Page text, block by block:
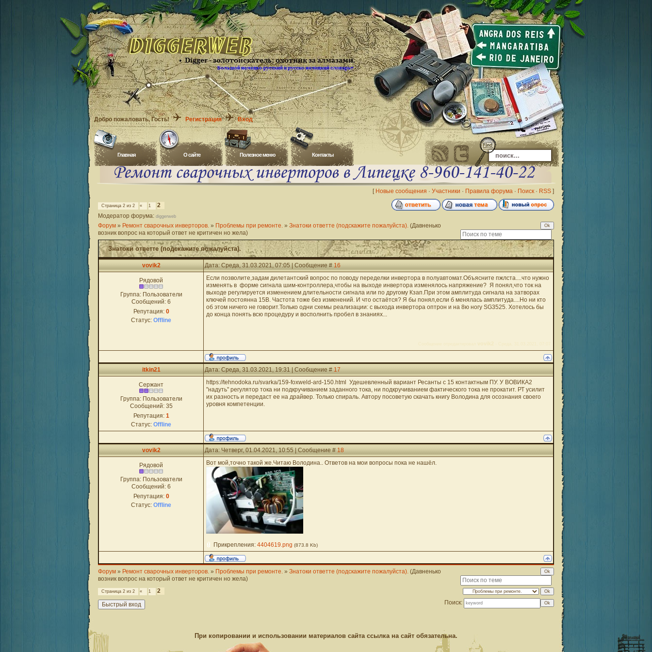
Добро пожаловать, Гость! Регистрация Вход
Главная O сайте Полезное меню Контакты
[ Новые сообщения · Участники · Правила форума · Поиск · RSS ]
Страница 2 из 2 « 1
2
Модератор форума: diggerweb
Форум » Ремонт сварочных инверторов. » Проблемы при ремонте. » Знатоки ответте (подскажите пожалуйста). (Давненько
возник вопрос на который ответ не критичен но жела)
Знатоки ответте (подскажите пожалуйста).
vovik2 Дата: Среда, 31.03.2021, 07:05 | Сообщение #16
Рядовой
Группа: Пользователи
Сообщений: 6
Репутация: 0
Статус: Offline
Если позволите,задам дилетантский вопрос по поводу переделки инвертора в полуавтомат.Объясните пжлста....что нужно
изменять в форме сигнала шим-контроллера,чтобы на выходе инвертора изменялось напряжение? Я понял,что ток на
выходе регулируется изменением длительности сигнала или по другому Кзап.При этом амплитуда сигнала на затворах
ключей постоянна 15В. Частота тоже без изменений. И что остаётся? Я бы понял,если б менялась амплитуда....Но ни кто
об этом ничего не говорит.Только одни схемы реализации: с выхода инвертора оптрон и на 8ю ногу SG3525. Хотелось бы
до конца понять всю процедуру и восполнить пробел в знаниях...
itkin21 Дата: Среда, 31.03.2021, 19:31 | Сообщение #17
Сержант
Группа: Пользователи
Сообщений: 35
Репутация: 1
Статус: Offline
https://tehnodoka.ru/svarka/159-foxweld-ard-150.html Удешевленный вариант Ресанты с 15 контактным ПУ. У ВОВИКА2
"надуть" регулятор тока ни подкручиванием заданного тока, ни подкручиванием фактического тока не прокатит. РТ усилит
их разность и передаст ее на драйвер. Только спираль. Автору посоветую скачать книгу Володина для осознания своего
уровня компетенции.
vovik2 Дата: Четверг, 01.04.2021, 10:55 | Сообщение #18
Рядовой
Группа: Пользователи
Сообщений: 6
Репутация: 0
Статус: Offline
Вот мой,точно такой же.Читаю Володина.. Ответов на мои вопросы пока не нашёл.
Прикрепления: 4404619.png (873.8 Kb)
Форум » Ремонт сварочных инверторов. » Проблемы при ремонте. » Знатоки ответте (подскажите пожалуйста). (Давненько
возник вопрос на который ответ не критичен но жела)
Страница 2 из 2 « 1
2
Поиск:
При копировании и использовании материалов сайта ссылка на сайт обязательна.